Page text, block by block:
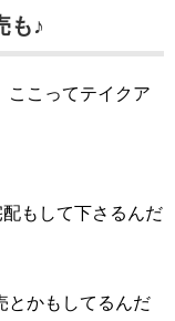
も♪
ここってテイクア
配もして下さるんだ
とかもしてるんだ